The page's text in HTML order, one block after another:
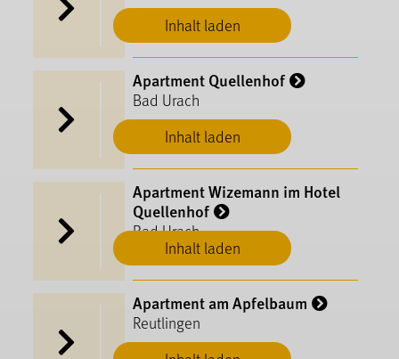
Inhalt laden
Inhalt laden
Apartment Quellenhof
Bad Urach
Inhalt laden
Apartment Wizemann im Hotel
Quellenhof
Bad Urach
Apartment am Apfelbaum
Reutlingen